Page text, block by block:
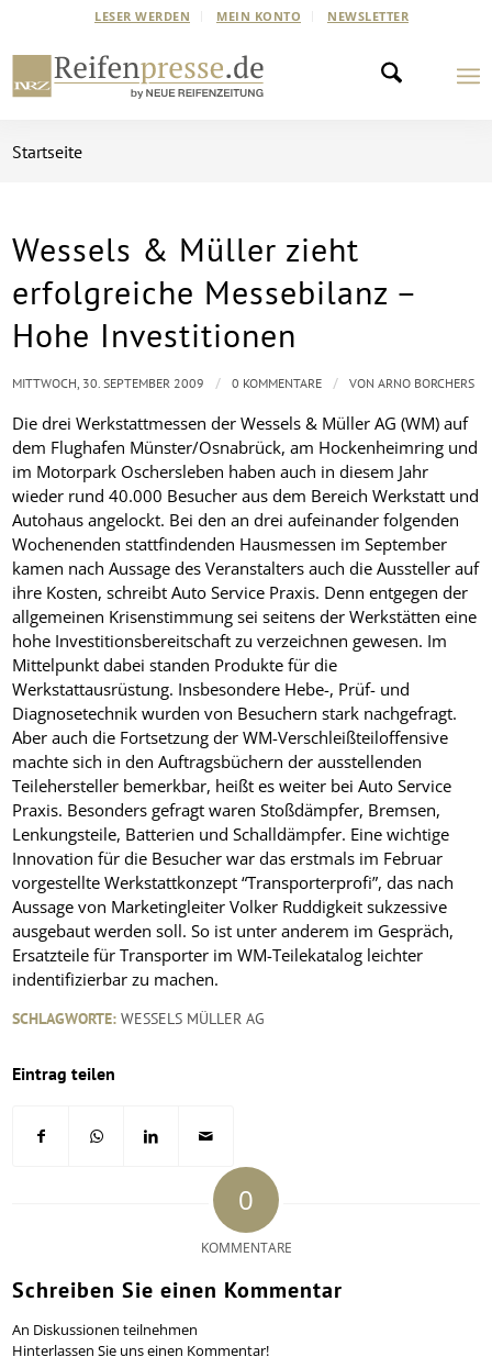
LESER WERDEN MEIN KONTO NEWSLETTER
Startseite
Wessels & Müller zieht
erfolgreiche Messebilanz –
Hohe Investitionen
Die drei Werkstattmessen der Wessels & Müller AG (WM) auf
dem Flughafen Münster/Osnabrück, am Hockenheimring und
im Motorpark Oschersleben haben auch in diesem Jahr
wieder rund 40.000 Besucher aus dem Bereich Werkstatt und
Autohaus angelockt. Bei den an drei aufeinander folgenden
Wochenenden stattfindenden Hausmessen im September
kamen nach Aussage des Veranstalters auch die Aussteller auf
ihre Kosten, schreibt Auto Service Praxis. Denn entgegen der
allgemeinen Krisenstimmung sei seitens der Werkstätten eine
hohe Investitionsbereitschaft zu verzeichnen gewesen. Im
Mittelpunkt dabei standen Produkte für die
Werkstattausrüstung. Insbesondere Hebe-, Prüf- und
Diagnosetechnik wurden von Besuchern stark nachgefragt.
Aber auch die Fortsetzung der WM-Verschleißteiloffensive
machte sich in den Auftragsbüchern der ausstellenden
Teilehersteller bemerkbar, heißt es weiter bei Auto Service
Praxis. Besonders gefragt waren Stoßdämpfer, Bremsen,
Lenkungsteile, Batterien und Schalldämpfer. Eine wichtige
Innovation für die Besucher war das erstmals im Februar
vorgestellte Werkstattkonzept “Transporterprofi”, das nach
Aussage von Marketingleiter Volker Ruddigkeit sukzessive
ausgebaut werden soll. So ist unter anderem im Gespräch,
Ersatzteile für Transporter im WM-Teilekatalog leichter
indentifizierbar zu machen.
MITTWOCH, 30. SEPTEMBER 2009 / 0 KOMMENTARE / VONARNO BORCHERS
SCHLAGWORTE: WESSELS MÜLLER AG
Eintrag teilen
0
KOMMENTARE
Schreiben Sie einen Kommentar
An Diskussionen teilnehmen
Hinterlassen Sie uns einen Kommentar!